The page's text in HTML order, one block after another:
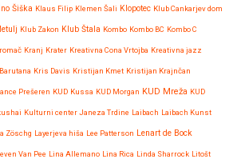
Šiška Klaus Filip Klemen Šali Klopotec Klub Cankarjev dom
Klub Zakon Klub Štala Kombo Kombo BC Kombo C
Kranj Krater Kreativna Cona Vrtojba Kreativna jazz
Kris Davis Kristijan Kmet Kristijan Krajnčan
Prešeren KUD Kussa KUD Morgan KUD Mreža KUD
Kulturni center Janeza Trdine Laibach Laibach Kunst
Zöschg Layerjeva hiša Lee Patterson Lenart de Bock
Van Pee Lina Allemano Lina Rica Linda Sharrock Litošt